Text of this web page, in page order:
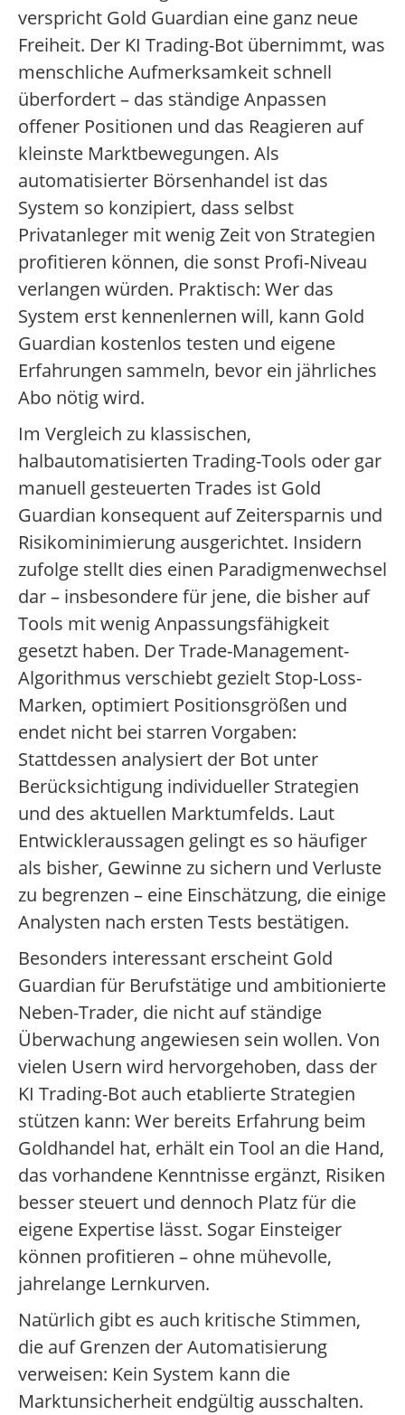
verspricht Gold Guardian eine ganz neue
Freiheit. Der KI Trading-Bot übernimmt, was
menschliche Aufmerksamkeit schnell
überfordert – das ständige Anpassen
offener Positionen und das Reagieren auf
kleinste Marktbewegungen. Als
automatisierter Börsenhandel ist das
System so konzipiert, dass selbst
Privatanleger mit wenig Zeit von Strategien
profitieren können, die sonst Profi-Niveau
verlangen würden. Praktisch: Wer das
System erst kennenlernen will, kann Gold
Guardian kostenlos testen und eigene
Erfahrungen sammeln, bevor ein jährliches
Abo nötig wird.
Im Vergleich zu klassischen,
halbautomatisierten Trading-Tools oder gar
manuell gesteuerten Trades ist Gold
Guardian konsequent auf Zeitersparnis und
Risikominimierung ausgerichtet. Insidern
zufolge stellt dies einen Paradigmenwechsel
dar – insbesondere für jene, die bisher auf
Tools mit wenig Anpassungsfähigkeit
gesetzt haben. Der Trade-Management-
Algorithmus verschiebt gezielt Stop-Loss-
Marken, optimiert Positionsgrößen und
endet nicht bei starren Vorgaben:
Stattdessen analysiert der Bot unter
Berücksichtigung individueller Strategien
und des aktuellen Marktumfelds. Laut
Entwickleraussagen gelingt es so häufiger
als bisher, Gewinne zu sichern und Verluste
zu begrenzen – eine Einschätzung, die einige
Analysten nach ersten Tests bestätigen.
Besonders interessant erscheint Gold
Guardian für Berufstätige und ambitionierte
Neben-Trader, die nicht auf ständige
Überwachung angewiesen sein wollen. Von
vielen Usern wird hervorgehoben, dass der
KI Trading-Bot auch etablierte Strategien
stützen kann: Wer bereits Erfahrung beim
Goldhandel hat, erhält ein Tool an die Hand,
das vorhandene Kenntnisse ergänzt, Risiken
besser steuert und dennoch Platz für die
eigene Expertise lässt. Sogar Einsteiger
können profitieren – ohne mühevolle,
jahrelange Lernkurven.
Natürlich gibt es auch kritische Stimmen,
die auf Grenzen der Automatisierung
verweisen: Kein System kann die
Marktunsicherheit endgültig ausschalten.